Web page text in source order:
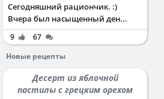
Сегодняшний рациончик. :)
Вчера был насыщенный ден...
9
67
Новые рецепты
Десерт из яблочной
пастилы с грецким орехом